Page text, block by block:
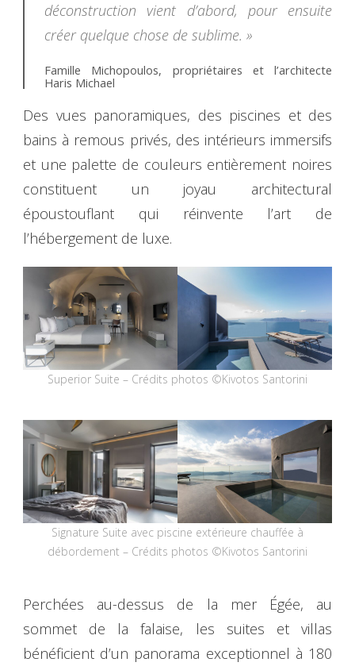
déconstruction vient d’abord, pour ensuite
créer quelque chose de sublime. »
Famille Michopoulos, propriétaires et l’architecte
Haris Michael
Des vues panoramiques, des piscines et des
bains à remous privés, des intérieurs immersifs
et une palette de couleurs entièrement noires
constituent un joyau architectural
époustouflant qui réinvente l’art de
l’hébergement de luxe.
Superior Suite – Crédits photos ©Kivotos Santorini
Signature Suite avec piscine extérieure chauffée à
débordement – Crédits photos ©Kivotos Santorini
Perchées au-dessus de la mer Égée, au
sommet de la falaise, les suites et villas
bénéficient d’un panorama exceptionnel à 180